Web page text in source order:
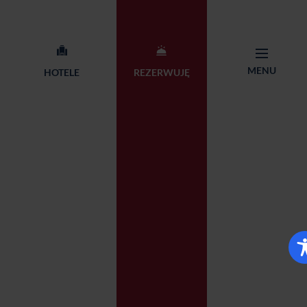
HOTELE REZERWUJĘ MENU